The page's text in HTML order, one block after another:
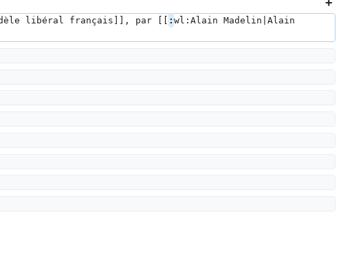
libéral français]], par [[ : wl:Alain Madelin|Alain